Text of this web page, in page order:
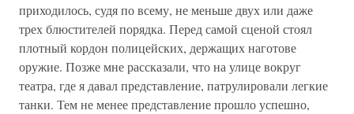
приходилось, судя по всему, не меньше двух или даже
трех блюстителей порядка. Перед самой сценой стоял
плотный кордон полицейских, держащих наготове
оружие. Позже мне рассказали, что на улице вокруг
театра, где я давал представление, патрулировали легкие
танки. Тем не менее представление прошло успешно,